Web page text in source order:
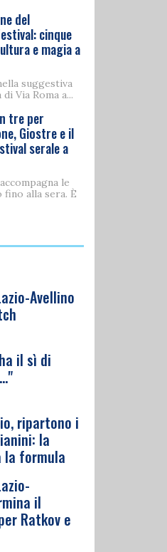
del
cinque
e magia a
suggestiva
Via Roma a...
tre per
Giostre e il
serale a
le
alla sera. È
Avellino
il sì di
ripartono i
la
la formula
il
Ratkov e